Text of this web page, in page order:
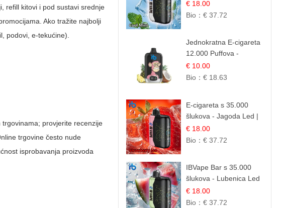
refill kitovi i pod sustavi srednje
Ako tražite najbolji
podovi, e-tekućine).
provjerite recenzije
trgovine često nude
isprobavanja proizvoda
Mentol | Čista i Svježa
Okus
€ 18.00
Bio： € 37.72
Jednokratna E-cigareta
12.000 Puffova -
Ananas i Kokos
Sladoled | Tropski
€ 10.00
Bio： € 18.63
E-cigareta s 35.000
šlukova - Jagoda Led |
Ohladivši i Osježavajući
Okus
€ 18.00
Bio： € 37.72
IBVape Bar s 35.000
šlukova - Lubenica Led
| Osježavajući Ljetni
Okus
€ 18.00
Bio： € 37.72